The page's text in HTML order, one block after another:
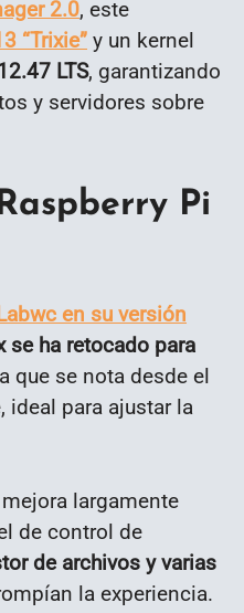
2.0, este
“Trixie” y un kernel
LTS, garantizando
y servidores sobre
Pi
en su versión
se ha retocado para
que se nota desde el
ideal para ajustar la
largamente
de control de
de archivos y varias
la experiencia.